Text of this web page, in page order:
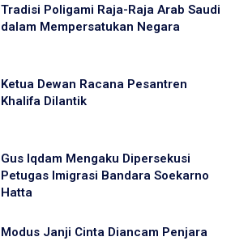
Tradisi Poligami Raja-Raja Arab Saudi
dalam Mempersatukan Negara
Ketua Dewan Racana Pesantren
Khalifa Dilantik
Gus Iqdam Mengaku Dipersekusi
Petugas Imigrasi Bandara Soekarno
Hatta
Modus Janji Cinta Diancam Penjara